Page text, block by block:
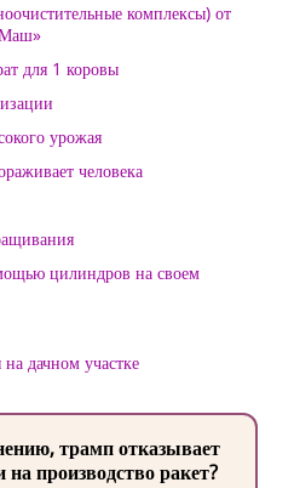
комплексы) от
для 1 коровы
урожая
человека
цилиндров на своем
дачном участке
трамп отказывает
производство ракет?